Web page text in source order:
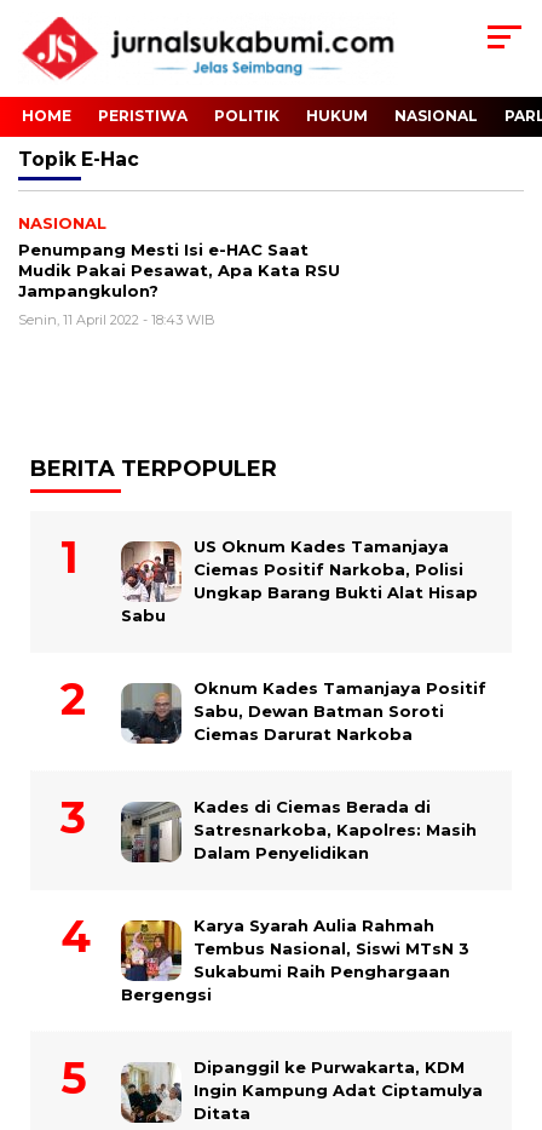
HOME PERISTIWA POLITIK HUKUM NASIONAL
Topik E-Hac
NASIONAL
Penumpang Mesti Isi e-HAC Saat
Mudik Pakai Pesawat, Apa Kata RSU
Jampangkulon?
Senin, 11 April 2022 - 18:43 WIB
BERITA TERPOPULER
US Oknum Kades Tamanjaya
Ciemas Positif Narkoba, Polisi
Ungkap Barang Bukti Alat Hisap
Sabu
Oknum Kades Tamanjaya Positif
Sabu, Dewan Batman Soroti
Ciemas Darurat Narkoba
Kades di Ciemas Berada di
Satresnarkoba, Kapolres: Masih
Dalam Penyelidikan
Karya Syarah Aulia Rahmah
Tembus Nasional, Siswi MTsN 3
Sukabumi Raih Penghargaan
Bergengsi
Dipanggil ke Purwakarta, KDM
Ingin Kampung Adat Ciptamulya
Ditata